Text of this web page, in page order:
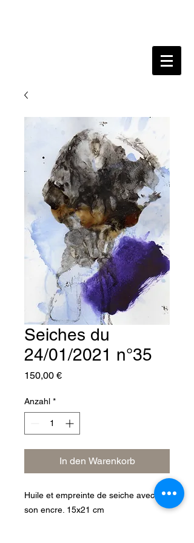
Seiches du
24/01/2021 n°35
150,00 €Preis
Anzahl *
In den Warenkorb
Huile et empreinte de seiche avec
son encre. 15x21 cm